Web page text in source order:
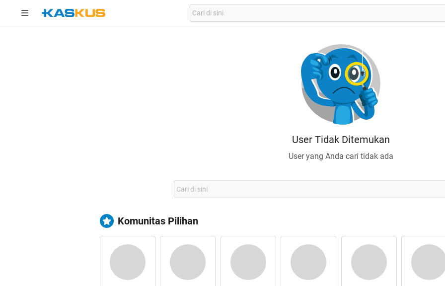
User Tidak Ditemukan
User yang Anda cari tidak ada
Komunitas Pilihan